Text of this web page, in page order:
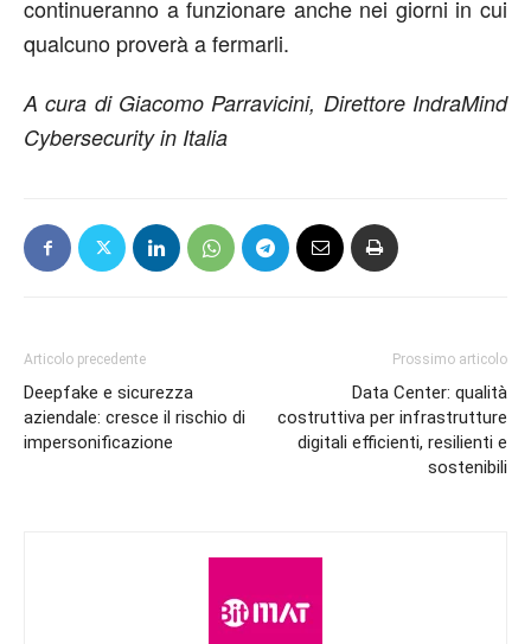
continueranno a funzionare anche nei giorni in cui
qualcuno proverà a fermarli.
A cura di Giacomo Parravicini, Direttore IndraMind
Cybersecurity in Italia
Articolo precedente
Deepfake e sicurezza
aziendale: cresce il rischio di
impersonificazione
Prossimo articolo
Data Center: qualità
costruttiva per infrastrutture
digitali efficienti, resilienti e
sostenibili